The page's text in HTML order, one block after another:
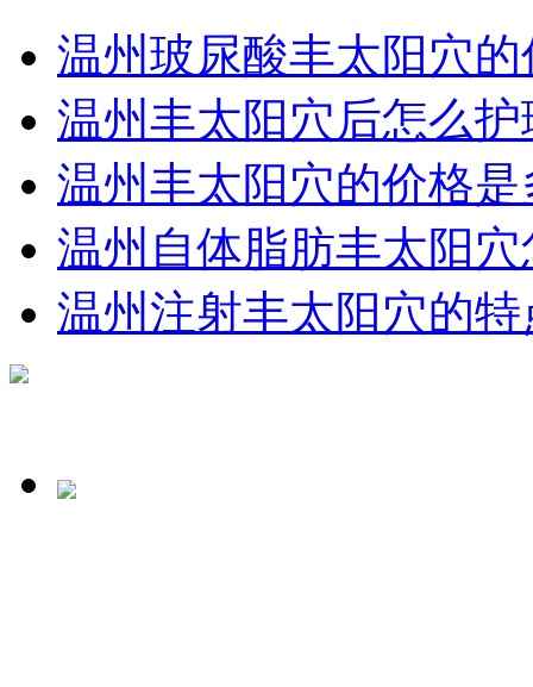
温州玻尿酸丰太阳穴的
温州丰太阳穴后怎么护
温州丰太阳穴的价格是
温州自体脂肪丰太阳
温州注射丰太阳穴的特